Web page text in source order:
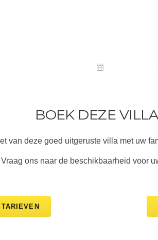
BOEK DEZE
van deze goed uitgeruste villa met uw
Vraag ons naar de beschikbaarheid voor
TARIEVEN